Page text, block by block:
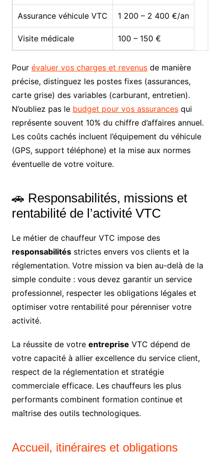
Assurance véhicule VTC 1 200 – 2 400 €/an
Visite médicale 100 – 150 €
Pour évaluer vos charges et revenusde manière
précise, distinguez les postes fixes (assurances,
carte grise) des variables (carburant, entretien).
N’oubliez pas le budget pour vos assurancesqui
représente souvent 10% du chiffre d’affaires annuel.
Les coûts cachés incluent l’équipement du véhicule
(GPS, support téléphone) et la mise aux normes
éventuelle de votre voiture.
🚗 Responsabilités, missions et
rentabilité de l’activité VTC
Le métier de chauffeur VTC impose des
responsabilitésstrictes envers vos clients et la
réglementation. Votre mission va bien au-delà de la
simple conduite : vous devez garantir un service
professionnel, respecter les obligations légales et
optimiser votre rentabilité pour pérenniser votre
activité.
La réussite de votre entreprise VTC dépend de
votre capacité à allier excellence du service client,
respect de la réglementation et stratégie
commerciale efficace. Les chauffeurs les plus
performants combinent formation continue et
maîtrise des outils technologiques.
Accueil, itinéraires et obligations